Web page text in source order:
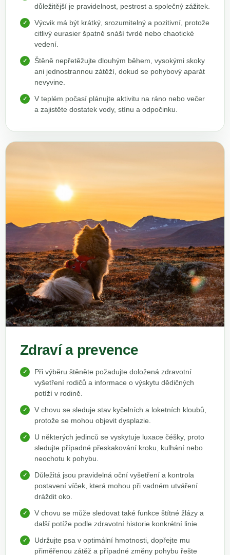
důležitější je pravidelnost, pestrost a společný zážitek.
Výcvik má být krátký, srozumitelný a pozitivní, protože
citlivý eurasier špatně snáší tvrdé nebo chaotické
vedení.
Štěně nepřetěžujte dlouhým během, vysokými skoky
ani jednostrannou zátěží, dokud se pohybový aparát
nevyvine.
V teplém počasí plánujte aktivitu na ráno nebo večer
a zajistěte dostatek vody, stínu a odpočinku.
Zdraví a prevence
Při výběru štěněte požadujte doložená zdravotní
vyšetření rodičů a informace o výskytu dědičných
potíží v rodině.
V chovu se sleduje stav kyčelních a loketních kloubů,
protože se mohou objevit dysplazie.
U některých jedinců se vyskytuje luxace čéšky, proto
sledujte případné přeskakování kroku, kulhání nebo
neochotu k pohybu.
Důležitá jsou pravidelná oční vyšetření a kontrola
postavení víček, která mohou při vadném utváření
dráždit oko.
V chovu se může sledovat také funkce štítné žlázy a
další potíže podle zdravotní historie konkrétní linie.
Udržujte psa v optimální hmotnosti, dopřejte mu
přiměřenou zátěž a případné změny pohybu řešte